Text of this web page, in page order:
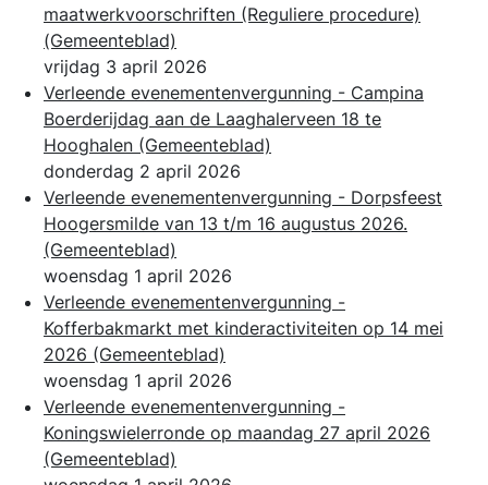
maatwerkvoorschriften (Reguliere procedure)
(Gemeenteblad)
vrijdag 3 april 2026
Verleende evenementenvergunning - Campina
Boerderijdag aan de Laaghalerveen 18 te
Hooghalen (Gemeenteblad)
donderdag 2 april 2026
Verleende evenementenvergunning - Dorpsfeest
Hoogersmilde van 13 t/m 16 augustus 2026.
(Gemeenteblad)
woensdag 1 april 2026
Verleende evenementenvergunning -
Kofferbakmarkt met kinderactiviteiten op 14 mei
2026 (Gemeenteblad)
woensdag 1 april 2026
Verleende evenementenvergunning -
Koningswielerronde op maandag 27 april 2026
(Gemeenteblad)